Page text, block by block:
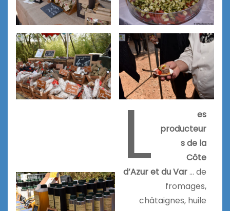
L
es
producteur
s de la
Côte
d’Azur et du Var… de
fromages,
châtaignes, huile